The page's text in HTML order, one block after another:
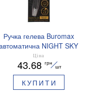
Ручка гелева Buromax
NIGHT SKY
ZODIAC 0.5 мм
ароматизований грип синє
чорнило BM.8379-01
Ціна
43.68 грн
шт
КУПИТИ